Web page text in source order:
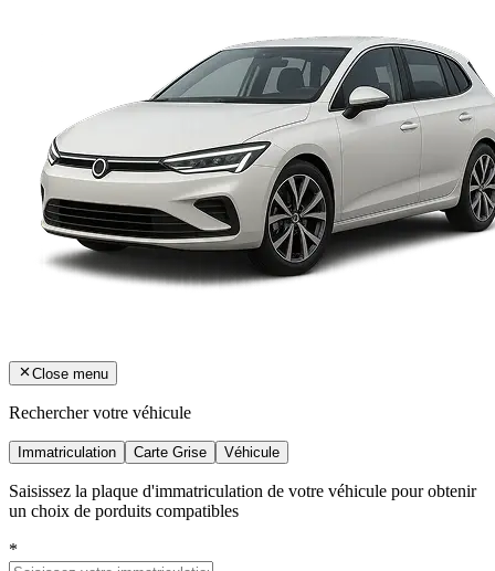
Close menu
Rechercher votre véhicule
Immatriculation Carte Grise Véhicule
Saisissez la plaque d'immatriculation de votre véhicule pour obtenir
un choix de porduits compatibles
*